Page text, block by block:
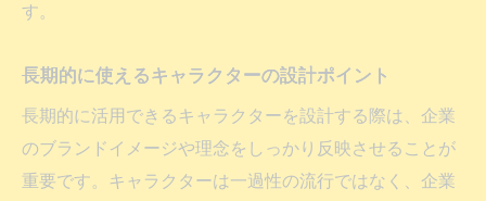
す。
長期的に使えるキャラクターの設計ポイント
長期的に活用できるキャラクターを設計する際は、企業
のブランドイメージや理念をしっかり反映させることが
重要です。キャラクターは一過性の流行ではなく、企業